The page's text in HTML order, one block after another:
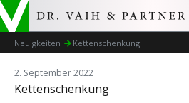
Neuigkeiten Kettenschenkung
2. September 2022
Kettenschenkung